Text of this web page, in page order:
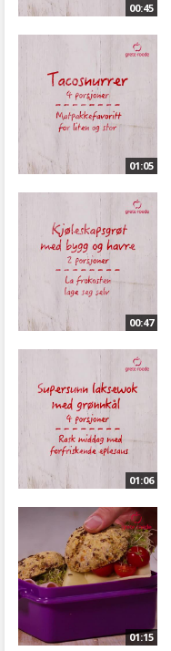
00:45
01:05
00:47
01:06
01:15